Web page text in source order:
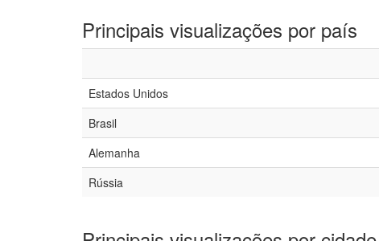
Principais visualizações por país
Estados Unidos
Brasil
Alemanha
Rússia